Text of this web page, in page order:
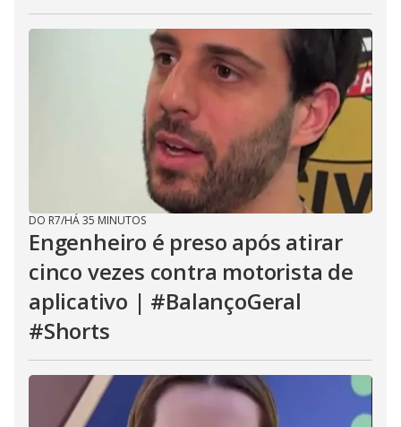
DO R7/HÁ 35 MINUTOS
Engenheiro é preso após atirar
cinco vezes contra motorista de
aplicativo | #BalançoGeral
#Shorts